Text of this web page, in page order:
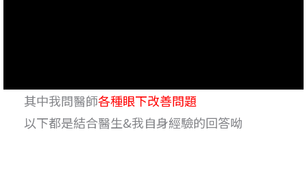
其中我問醫師各種眼下改善問題
以下都是結合醫生&我自身經驗的回答呦